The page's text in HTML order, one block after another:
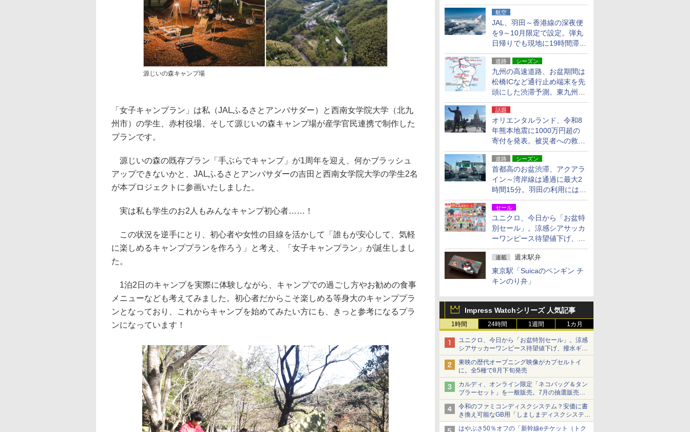
貨24種
航空
JAL、羽田～香港線の深夜便
を9～10月限定で設定。弾丸
日帰りでも現地に19時間滞在
できる
道路 シーズン
九州の高速道路、お盆期間は
松橋ICなど通行止め端末を先
頭にした渋滞予測。東九州道
への迂回は料金調整を実施
話題
オリエンタルランド、令和8
年熊本地震に1000万円超の
寄付を発表。被災者への救援
活動・復旧支援
道路 シーズン
首都高のお盆渋滞、アクアラ
イン～湾岸線は通過に最大2
時間15分。羽田の利用には
「空港西出口」の利用検討を
セール
ユニクロ、今日から「お盆特
別セール」。涼感シアサッカ
ーワンピース待望値下げ、撥
水ギアショーツは1990円に
連載 週末駅弁
東京駅「Suicaのペンギン チ
キンのり弁」
Impress Watchシリーズ 人気記事
1時間 24時間 1週間 1カ月
ユニクロ、今日から「お盆特別セール」。涼感
シアサッカーワンピース待望値下げ、撥水ギア
ショーツは1990円に
東映の歴代オープニング映像がカプセルトイ
に。全5種で8月下旬発売
カルディ、オンライン限定「ネコバッグ＆タン
ブラーセット」を一般販売。7月の抽選販売の
当選無効分
令和のファミコンディスクシステム？安価に書
き換え可能なGB用「しましまディスクシステ
ム」
はやぶさ50％オフの「新幹線eチケット（トク
源じいの森キャンプ場
「女子キャンプラン」は私（JALふるさとアンバサダー）と西南女学院大学（北九
州市）の学生、赤村役場、そして源じいの森キャンプ場が産学官民連携で制作した
プランです。
源じいの森の既存プラン「手ぶらでキャンプ」が1周年を迎え、何かブラッシュ
アップできないかと、JALふるさとアンバサダーの吉田と西南女学院大学の学生2名
が本プロジェクトに参画いたしました。
実は私も学生のお2人もみんなキャンプ初心者……！
この状況を逆手にとり、初心者や女性の目線を活かして「誰もが安心して、気軽
に楽しめるキャンププランを作ろう」と考え、「女子キャンプラン」が誕生しまし
た。
1泊2日のキャンプを実際に体験しながら、キャンプでの過ごし方やお勧めの食事
メニューなども考えてみました。初心者だからこそ楽しめる等身大のキャンププラ
ンとなっており、これからキャンプを始めてみたい方にも、きっと参考になるプラ
ンになっています！